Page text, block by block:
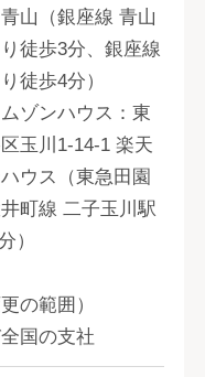
山（銀座線 青山
徒歩3分、銀座線
徒歩4分）
ゾンハウス：東
玉川1-14-1 楽天
ウス（東急田園
町線 二子玉川駅
）
の範囲）
国の支社